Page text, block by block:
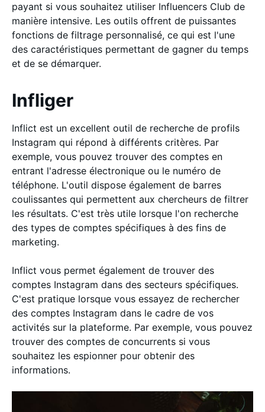
payant si vous souhaitez utiliser Influencers Club de
manière intensive. Les outils offrent de puissantes
fonctions de filtrage personnalisé, ce qui est l'une
des caractéristiques permettant de gagner du temps
et de se démarquer.
Infliger
Inflict est un excellent outil de recherche de profils
Instagram qui répond à différents critères. Par
exemple, vous pouvez trouver des comptes en
entrant l'adresse électronique ou le numéro de
téléphone. L'outil dispose également de barres
coulissantes qui permettent aux chercheurs de filtrer
les résultats. C'est très utile lorsque l'on recherche
des types de comptes spécifiques à des fins de
marketing.
Inflict vous permet également de trouver des
comptes Instagram dans des secteurs spécifiques.
C'est pratique lorsque vous essayez de rechercher
des comptes Instagram dans le cadre de vos
activités sur la plateforme. Par exemple, vous pouvez
trouver des comptes de concurrents si vous
souhaitez les espionner pour obtenir des
informations.